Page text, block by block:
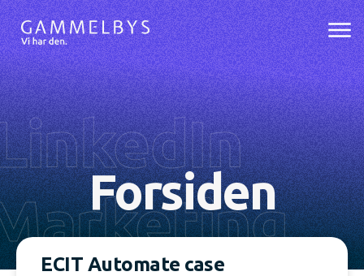
Forsiden
ECIT Automate case